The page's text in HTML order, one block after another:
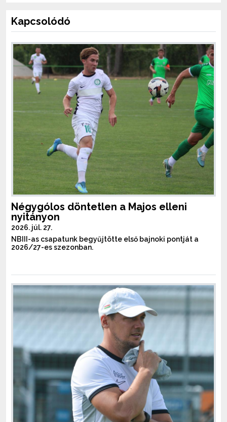
Kapcsolódó
Négygólos döntetlen a Majos elleni
nyitányon
2026. júl. 27.
NBIII-as csapatunk begyűjtötte első bajnoki pontját a
2026/27-es szezonban.